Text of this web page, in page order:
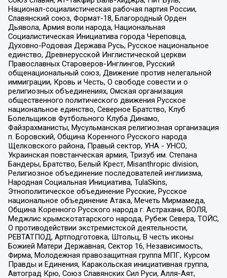
Национал-социалистическая рабочая партия России,
Славянский союз, Формат-18, Благородный Орден
Дьявола, Армия воли народа, Национальная
Социалистическая Инициатива города Череповца,
Духовно-Родовая Держава Русь, Русское национальное
единство, Древнерусской Инглистической церкви
Православных Староверов-Инглингов, Русский
общенациональный союз, Движение против нелегальной
иммиграции, Кровь и Честь, О свободе совести и о
религиозных объединениях, Омская организация
общественного политического движения Русское
национальное единство, Северное Братство, Клуб
Болельщиков Футбольного Клуба Динамо,
Файзрахманисты, Мусульманская религиозная организация
п. Боровский, Община Коренного Русского народа
Щелковского района, Правый сектор, УНА - УНСО,
Украинская повстанческая армия, Тризуб им. Степана
Бандеры, Братство, Белый Крест, Misanthropic division,
Религиозное объединение последователей инглиизма,
Народная Социальная Инициатива, TulaSkins,
Этнополитическое объединение Русские, Русское
национальное объединение Атака, Мечеть Мирмамеда,
Община Коренного Русского народа г. Астрахани, ВОЛЯ,
Меджлис крымскотатарского народа, Рубеж Севера, ТОЙС,
О противодействии экстремистской деятельности,
РЕВТАТПОД, Артподготовка, Штольц, В честь иконы
Божией Матери Державная, Сектор 16, Независимость,
Фирма, Молодежная правозащитная группа МПГ, Курсом
Правды и Единения, Каракольская инициативная группа,
Автоград Крю, Союз Славянских Сил Руси, Алля-Аят,